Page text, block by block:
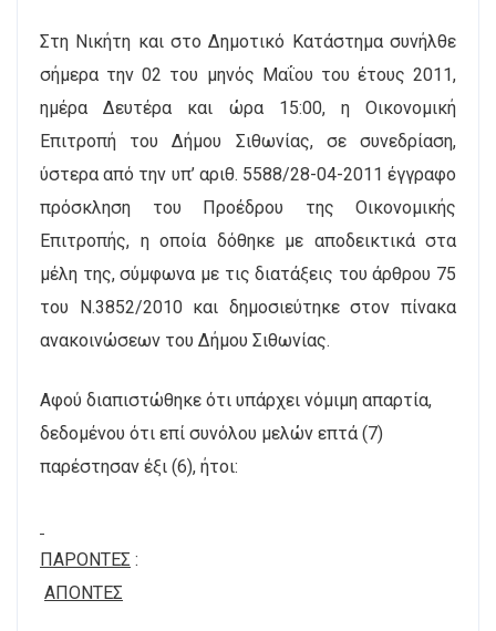
Στη Νικήτη και στο Δημοτικό Κατάστημα συνήλθε
σήμερα την 02 του μηνός Μαΐου του έτους 2011,
ημέρα Δευτέρα και ώρα 15:00, η Οικονομική
Επιτροπή του Δήμου Σιθωνίας, σε συνεδρίαση,
ύστερα από την υπ’ αριθ. 5588/28-04-2011 έγγραφο
πρόσκληση του Προέδρου της Οικονομικής
Επιτροπής, η οποία δόθηκε με αποδεικτικά στα
μέλη της, σύμφωνα με τις διατάξεις του άρθρου 75
του Ν.3852/2010 και δημοσιεύτηκε στον πίνακα
ανακοινώσεων του Δήμου Σιθωνίας.
Αφού διαπιστώθηκε ότι υπάρχει νόμιμη απαρτία,
δεδομένου ότι επί συνόλου μελών επτά (7)
παρέστησαν έξι (6), ήτοι:
ΠΑΡΟΝΤΕΣ :
AΠΟΝTEΣ